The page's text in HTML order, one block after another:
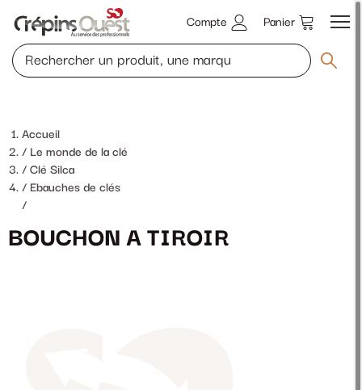
Compte Panier
Accueil
Le monde de la clé
Clé Silca
Ebauches de clés
/
BOUCHON A TIROIR